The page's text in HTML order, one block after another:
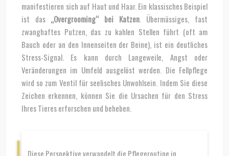
manifestieren sich auf Haut und Haar. Ein klassisches Beispiel
ist das „Overgrooming“ bei Katzen. Übermässiges, fast
zwanghaftes Putzen, das zu kahlen Stellen führt (oft am
Bauch oder an den Innenseiten der Beine), ist ein deutliches
Stress-Signal. Es kann durch Langeweile, Angst oder
Veränderungen im Umfeld ausgelöst werden. Die Fellpflege
wird so zum Ventil für seelisches Unwohlsein. Indem Sie diese
Zeichen erkennen, können Sie die Ursachen für den Stress
Ihres Tieres erforschen und beheben.
Diese Perspektive verwandelt die Pflegeroutine in